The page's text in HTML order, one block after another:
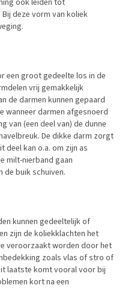
deze vorm van koliek
een groot gedeelte los in de
vrij gemakkelijk
de darmen kunnen gepaard
wanneer darmen afgesnoerd
van (een deel van) de dunne
De dikke darm zorgt
kan o.a. om zijn as
milt-nierband gaan
de buik schuiven.
kunnen gedeeltelijk of
zijn de koliekklachten het
veroorzaakt worden door het
zoals vlas of stro of
laatste komt vooral voor bij
kort na een